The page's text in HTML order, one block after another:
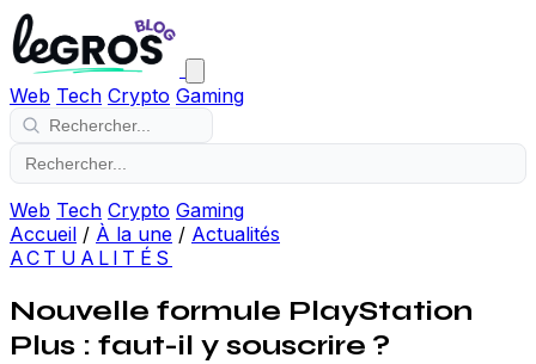
Web Tech Crypto Gaming
Web Tech Crypto Gaming
Accueil / À la une / Actualités
ACTUALITÉS
Nouvelle formule PlayStation
Plus : faut-il y souscrire ?